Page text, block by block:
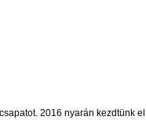
2016 nyarán kezdtünk